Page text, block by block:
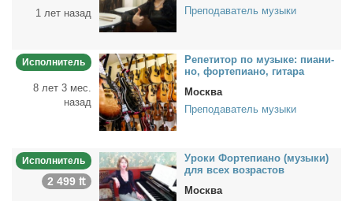
1 лет назад
Преподаватель музыки
Исполнитель
8 лет 3 мес.
назад
Ре­пе­ти­тор по му­зы­ке: пи­а­ни­
но, фор­те­пи­а­но, ги­та­ра
Москва
Преподаватель музыки
Исполнитель
2 499 ₶
Уро­ки Фор­те­пи­а­но (му­зы­ки)
для всех воз­рас­тов
Москва